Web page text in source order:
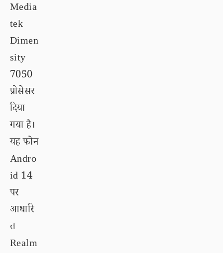
Media
tek
Dimen
sity
7050
प्रोसेसर
दिया
गया है।
यह फोन
Andro
id 14
पर
आधारि
त
Realm